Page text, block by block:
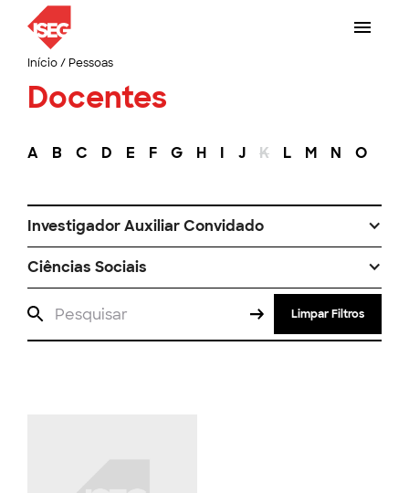
Início/ Pessoas
Docentes
A B C D E F G H I J K L M N O
Investigador Auxiliar Convidado
Ciências Sociais
Limpar Filtros